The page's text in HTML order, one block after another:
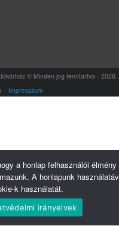
© Minden jog fenntartva - 2026.
Impresszum
a honlap felhasználói élmény
A honlapunk
k használatát.
irányelvek